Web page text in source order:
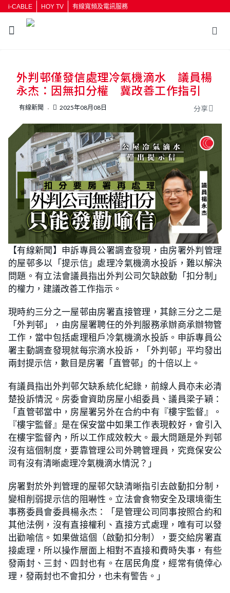
i-CABLE HOY TV 有線寬頻及電訊服務
按輸入鍵開始搜尋
外判邨僅發信處理冷氣機滴水 議員楊
永杰：因無扣分權 冀改善工作指引
有線新聞 2025年08月08日 分享
【有線新聞】申訴專員公署調查發現，由房署外判管理
的屋邨多以「提示信」處理冷氣機滴水投訴，難以解決
問題。有立法會議員指出外判公司欠缺啟動「扣分制」
的權力，建議改善工作指示。
現時約三分之一屋邨由房署直接管理，其餘三分之二是
「外判邨」，由房屋署聘任的外判服務承辦商承辦物管
工作，當中包括處理租戶冷氣機滴水投訴。申訴專員公
署主動調查發現就每宗滴水投訴，「外判邨」平均發出
兩封提示信，數目是房署「直管邨」的十倍以上。
有議員指出外判邨欠缺系統化紀錄，前線人員亦未必清
楚投訴情況。房委會資助房屋小組委員、議員梁子穎：
「直管邨當中，房屋署另外在合約中有『樓宇監督』。
『樓宇監督』是在保安當中如果工作表現較好，會引入
在樓宇監督內，所以工作成效較大。最大問題是外判邨
沒有這個制度，要靠管理公司外聘管理員，究竟保安公
司有沒有清晰處理冷氣機滴水情況？」
房署對於外判管理的屋邨欠缺清晰指引去啟動扣分制，
變相削弱提示信的阻嚇性。立法會食物安全及環境衞生
事務委員會委員楊永杰：「是管理公司同事按照合約和
其他法例，沒有直接權利、直接方式處理，唯有可以發
出勸喻信。如果做這個（啟動扣分制），要交給房署直
接處理，所以操作層面上相對不直接和費時失事，有些
發兩封、三封、四封也有。在居民角度，經常有僥倖心
理，發兩封也不會扣分，也未有警告。」